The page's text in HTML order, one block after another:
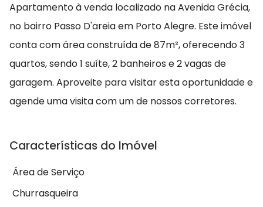
Apartamento à venda localizado na Avenida Grécia,
no bairro Passo D'areia em Porto Alegre. Este imóvel
conta com área construída de 87m², oferecendo 3
quartos, sendo 1 suíte, 2 banheiros e 2 vagas de
garagem. Aproveite para visitar esta oportunidade e
agende uma visita com um de nossos corretores.
Características do Imóvel
Área de Serviço
Churrasqueira